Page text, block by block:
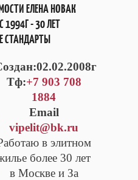
ЕЛЕНА НОВАК
- 30 ЛЕТ
СТАНДАРТЫ
Тф:+7 903 708
1884
Email
vipelit@bk.ru
в элитном
более 30 лет
в Москве и За